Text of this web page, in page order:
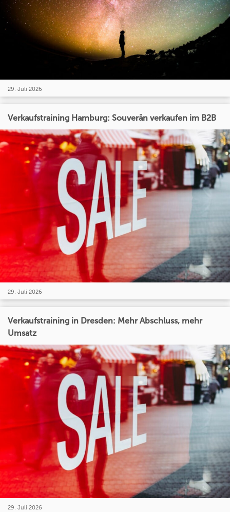
29. Juli 2026
Verkaufstraining Hamburg: Souverän verkaufen im B2B
29. Juli 2026
Verkaufstraining in Dresden: Mehr Abschluss, mehr
Umsatz
29. Juli 2026